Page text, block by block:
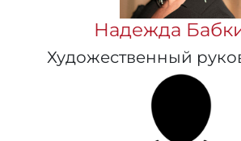
Надежда
Художественный